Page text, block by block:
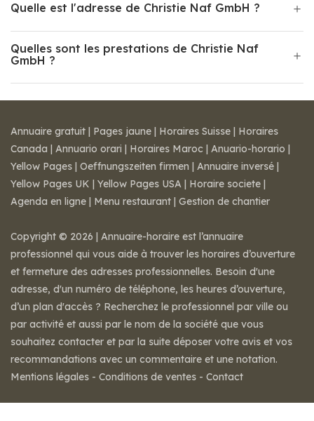
Quelle est l'adresse de Christie Naf GmbH ?
Quelles sont les prestations de Christie Naf
GmbH ?
Annuaire gratuit | Pages jaune | Horaires Suisse | Horaires
Canada | Annuario orari | Horaires Maroc | Anuario-horario |
Yellow Pages | Oeffnungszeiten firmen | Annuaire inversé |
Yellow Pages UK | Yellow Pages USA | Horaire societe |
Agenda en ligne | Menu restaurant | Gestion de chantier
Copyright © 2026 | Annuaire-horaire est l’annuaire
professionnel qui vous aide à trouver les horaires d’ouverture
et fermeture des adresses professionnelles. Besoin d'une
adresse, d'un numéro de téléphone, les heures d’ouverture,
d’un plan d'accès ? Recherchez le professionnel par ville ou
par activité et aussi par le nom de la société que vous
souhaitez contacter et par la suite déposer votre avis et vos
recommandations avec un commentaire et une notation.
Mentions légales - Conditions de ventes - Contact